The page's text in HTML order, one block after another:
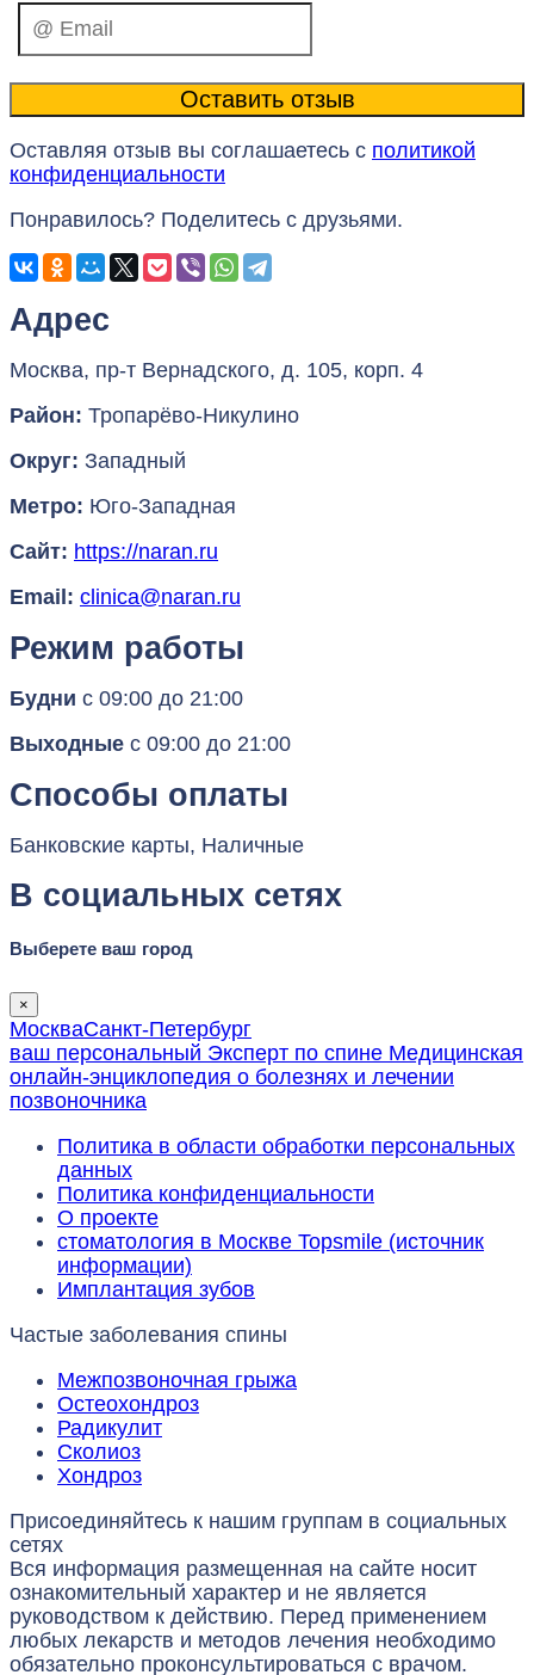
Оставляя отзыв вы соглашаетесь с политикой
конфиденциальности
Понравилось? Поделитесь с друзьями.
Адрес
Москва, пр-т Вернадского, д. 105, корп. 4
Район: Тропарёво-Никулино
Округ: Западный
Метро: Юго-Западная
Сайт: https://naran.ru
Email: clinica@naran.ru
Режим работы
Будни c 09:00 до 21:00
Выходные c 09:00 до 21:00
Способы оплаты
Банковские карты, Наличные
В социальных сетях
Выберете ваш город
×
МоскваСанкт-Петербург
ваш персональный Эксперт по спине Медицинская
онлайн-энциклопедия о болезнях и лечении
позвоночника
Политика в области обработки персональных
данных
Политика конфиденциальности
О проекте
стоматология в Москве Topsmile (источник
информации)
Имплантация зубов
Частые заболевания спины
Межпозвоночная грыжа
Остеохондроз
Радикулит
Сколиоз
Хондроз
Присоединяйтесь к нашим группам в социальных
сетях
Вся информация размещенная на сайте носит
ознакомительный характер и не является
руководством к действию. Перед применением
любых лекарств и методов лечения необходимо
обязательно проконсультироваться с врачом.